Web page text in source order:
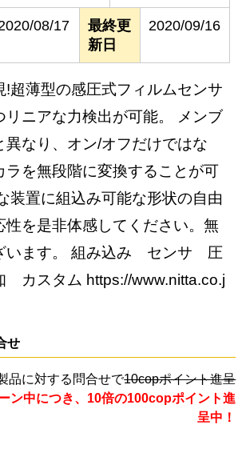
08/17
最終更
新日
2020/09/16
!超薄型の感圧式フィルムセンサ
リニアな力検出が可能。 メンブ
異なり、オン/オフだけではな
ラを無段階に変換することが可
装置に組込み可能な形状の自由
性を是非体感してください。無
います。 組み込み センサ 圧
スタム https://www.nitta.co.j
せ
品に対する問合せで10copポイント進呈
ン中につき、10倍の100copポイント進
呈中！